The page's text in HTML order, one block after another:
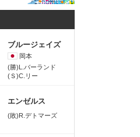
ブルージェイズ
岡本
(勝)L.バーランド
(Ｓ)C.リー
エンゼルス
(敗)R.デトマーズ